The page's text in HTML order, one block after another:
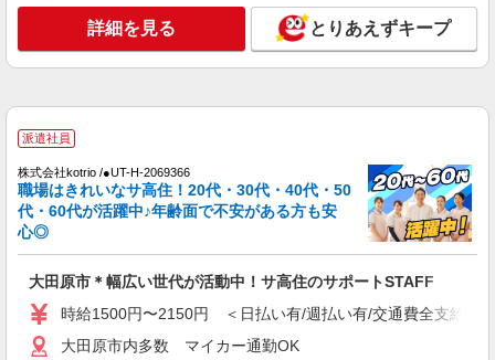
大田原市内多数 マイカー通勤OK
派遣社員
株式会社kotrio /●UT-H-2067383
大田原市/未経験OK★誰かの支えになれる人
に！グルホの世話人♪
時給1500円〜2125円 ＜日払い有/週払い有/交
大田原市
キープ 詳細を見る
詳細を見る とりあえずキープ
派遣社員
株式会社kotrio /●UT-H-2069366
職場はきれいなサ高住！20代・30代・40代・50
代・60代が活躍中♪年齢面で不安がある方も安
心◎
大田原市＊幅広い世代が活動中！サ高住のサポートSTAFF
時給1500円〜2150円 ＜日払い有/週払い有/交通費全支給(ガ
大田原市内多数 マイカー通勤OK